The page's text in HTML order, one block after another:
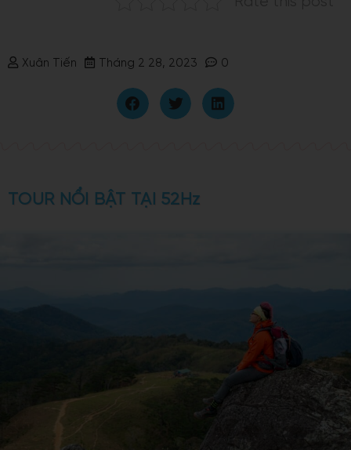
Xuân Tiến Tháng 2 28, 2023 0
TOUR NỔI BẬT TẠI 52Hz